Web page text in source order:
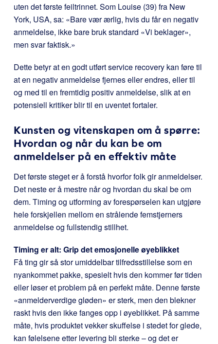
uten det første feiltrinnet. Som Louise (39) fra New
York, USA, sa: «Bare vær ærlig, hvis du får en negativ
anmeldelse, ikke bare bruk standard «Vi beklager»,
men svar faktisk.»
Dette betyr at en godt utført service recovery kan føre til
at en negativ anmeldelse fjernes eller endres, eller til
og med til en fremtidig positiv anmeldelse, slik at en
potensiell kritiker blir til en uventet fortaler.
Kunsten og vitenskapen om å spørre:
Hvordan og når du kan be om
anmeldelser på en effektiv måte
Det første steget er å forstå hvorfor folk gir anmeldelser.
Det neste er å mestre når og hvordan du skal be om
dem. Timing og utforming av forespørselen kan utgjøre
hele forskjellen mellom en strålende femstjerners
anmeldelse og fullstendig stillhet.
Timing er alt: Grip det emosjonelle øyeblikket
Få ting gir så stor umiddelbar tilfredsstillelse som en
nyankommet pakke, spesielt hvis den kommer før tiden
eller løser et problem på en perfekt måte. Denne første
«anmelderverdige gløden» er sterk, men den blekner
raskt hvis den ikke fanges opp i øyeblikket. På samme
måte, hvis produktet vekker skuffelse i stedet for glede,
kan følelsene etter levering bli sterke – og det er